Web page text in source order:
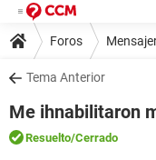
Foros
Tema Anterior
Me ihnabilitaron
Resuelto/Cerrado